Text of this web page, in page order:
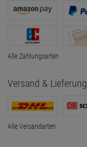
Alle Zahlungsarten
Versand & Lieferung
Alle Versandarten